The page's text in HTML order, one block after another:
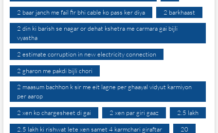
2 baar janch me fail fir bhi cable ko pass ker diya 2 barkhaast
2 din ki barish se nagar or dehat kshetra me carmara gai bijli
vyastha
2 estimate corruption in new electricity connection
2 gharon me pakdi bijli chori
2 maasum bachhon k sir me eit lagne per ghaayal vidyut karmiyon
per aarop
2 xen ko chargesheet di gai 2 xen par giri gaaz 2.5 lakh
2.5 lakh ki rishwat lete xen samet 4 karmchari giraftar 20